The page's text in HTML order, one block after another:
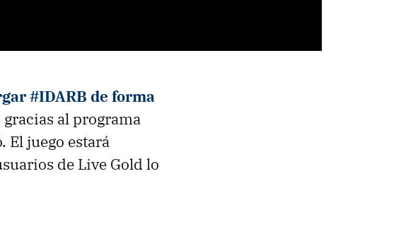
#IDARB de forma
gracias al programa
El juego estará
de Live Gold lo